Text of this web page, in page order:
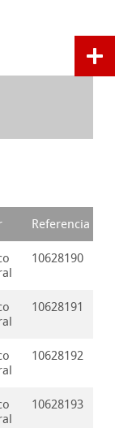
Referencia
10628190
10628191
10628192
10628193